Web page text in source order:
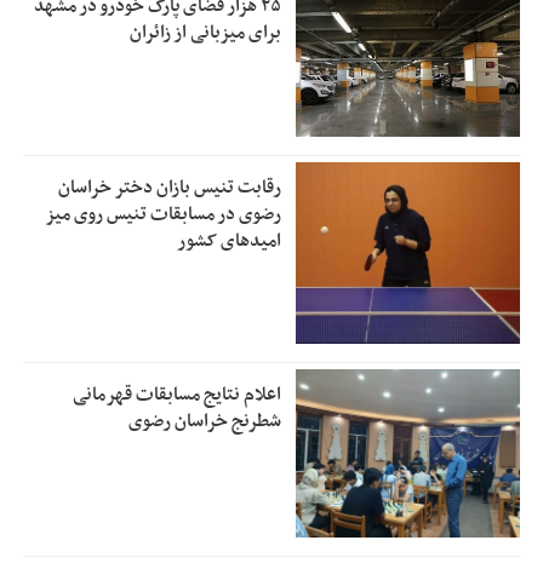
۲۵ هزار فضای پارک خودرو در مشهد
برای میزبانی از زائران
رقابت تنیس بازان دختر خراسان
رضوی در مسابقات تنیس روی میز
امیدهای کشور
اعلام نتایج مسابقات قهرمانی
شطرنج خراسان رضوی